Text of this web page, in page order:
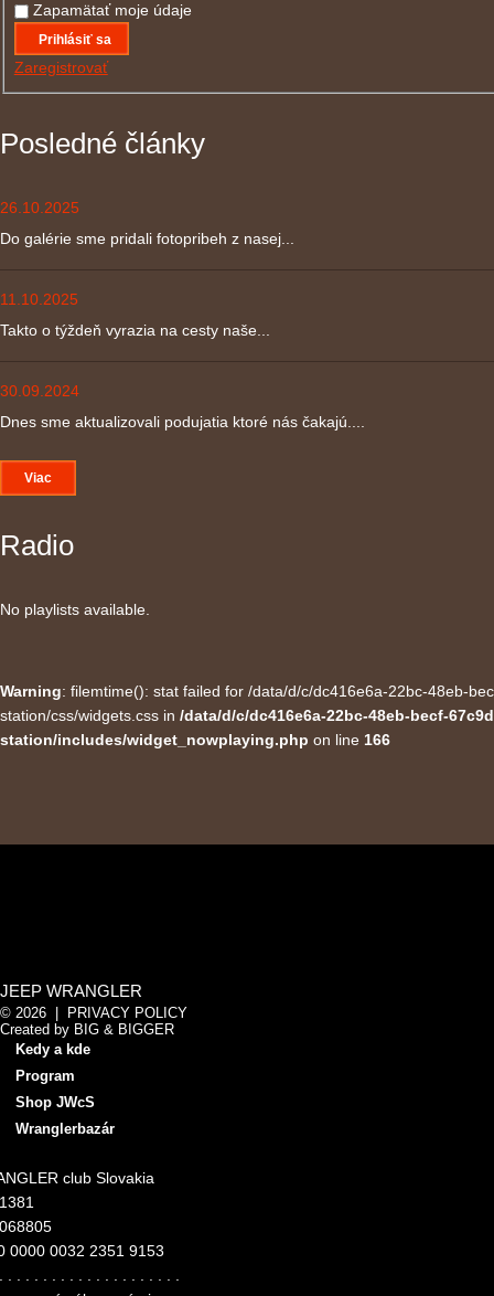
Zapamätať moje údaje
Prihlásiť sa
Zaregistrovať
Posledné články
26.10.2025
Do galérie sme pridali fotopribeh z nasej...
11.10.2025
Takto o týždeň vyrazia na cesty naše...
30.09.2024
Dnes sme aktualizovali podujatia ktoré nás čakajú....
Viac
Radio
No playlists available.
Warning: filemtime(): stat failed for /data/d/c/dc416e6a-22bc-48eb-
station/css/widgets.css in /data/d/c/dc416e6a-22bc-48eb-becf-
station/includes/widget_nowplaying.php on line 166
JEEP WRANGLER
© 2026 |
PRIVACY POLICY
Created by BIG & BIGGER
Kedy a kde
Program
Shop JWcS
Wranglerbazár
club Slovakia
0000 0032 2351 9153